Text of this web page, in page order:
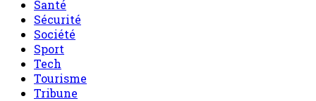
Santé
Sécurité
Société
Sport
Tech
Tourisme
Tribune